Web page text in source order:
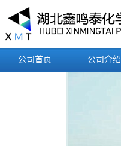
公司首页 公司介绍